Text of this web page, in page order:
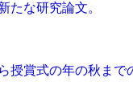
たな研究論文。
授賞式の年の秋まで